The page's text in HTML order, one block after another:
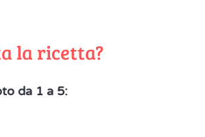
la ricetta?
da 1 a 5: